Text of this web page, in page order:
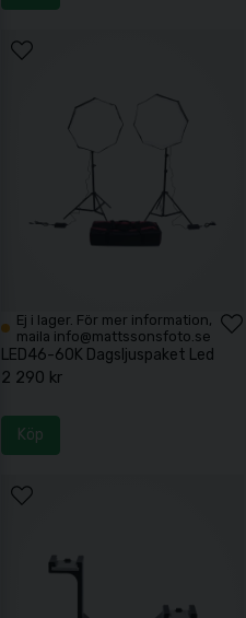
Ej i lager. För mer information,
maila info@mattssonsfoto.se
LED46-60K Dagsljuspaket Led
2 290 kr
Köp